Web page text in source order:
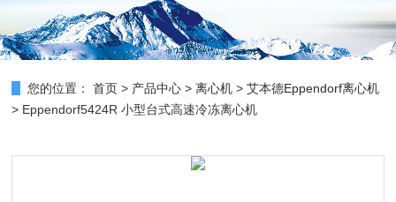
您的位置： 首页 > 产品中心 >离心机 >艾本德Eppendorf离心机
> Eppendorf5424R 小型台式高速冷冻离心机